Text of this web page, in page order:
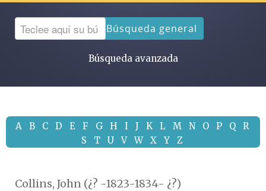
Búsqueda general
Búsqueda avanzada
A B C D E F G H I J K L M N O P Q
R
S
T U V W X Y Z
Collins, John (¿? -1823-1834- ¿?)